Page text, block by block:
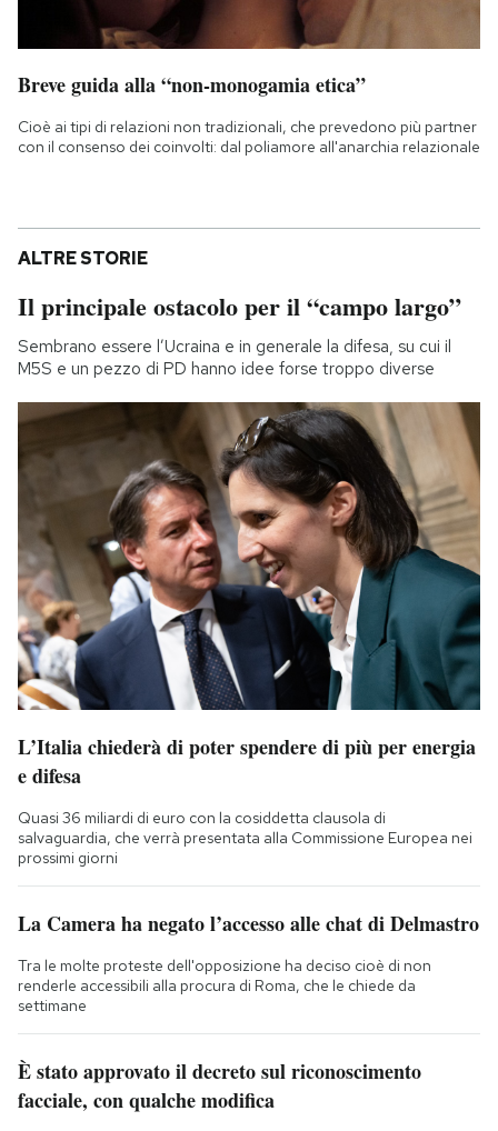
Breve guida alla “non-monogamia etica”
Cioè ai tipi di relazioni non tradizionali, che prevedono più partner
con il consenso dei coinvolti: dal poliamore all'anarchia relazionale
ALTRE STORIE
Il principale ostacolo per il “campo largo”
Sembrano essere l’Ucraina e in generale la difesa, su cui il
M5S e un pezzo di PD hanno idee forse troppo diverse
L’Italia chiederà di poter spendere di più per energia
e difesa
Quasi 36 miliardi di euro con la cosiddetta clausola di
salvaguardia, che verrà presentata alla Commissione Europea nei
prossimi giorni
La Camera ha negato l’accesso alle chat di Delmastro
Tra le molte proteste dell'opposizione ha deciso cioè di non
renderle accessibili alla procura di Roma, che le chiede da
settimane
È stato approvato il decreto sul riconoscimento
facciale, con qualche modifica